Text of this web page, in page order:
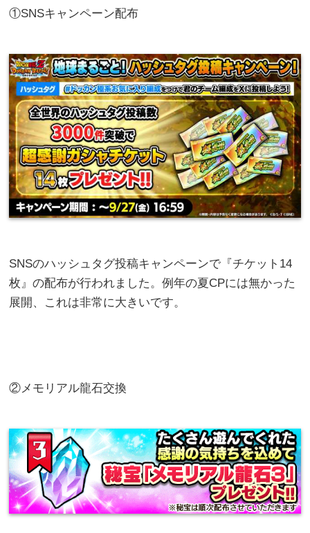
①SNSキャンペーン配布
SNSのハッシュタグ投稿キャンペーンで『チケット14
枚』の配布が行われました。例年の夏CPには無かった
展開、これは非常に大きいです。
②メモリアル龍石交換